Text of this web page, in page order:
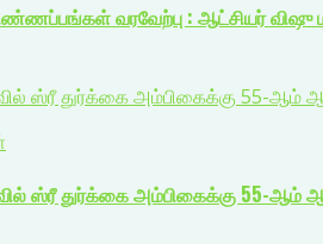
வரவேற்பு : ஆட்சியர்
ஸ்ரீ துர்க்கை அம்பிகைக்கு 55-ஆம்
ஸ்ரீ துர்க்கை அம்பிகைக்கு 55-ஆம்